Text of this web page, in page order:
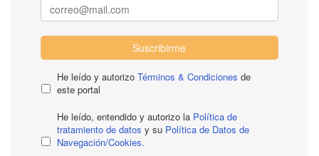
Suscribirme
He leído y autorizo Términos & Condiciones de
este portal
He leído, entendido y autorizo la Política de
tratamiento de datos y su Política de Datos de
Navegación/Cookies.